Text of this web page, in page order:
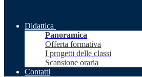
Didattica
Panoramica
Offerta formativa
I progetti delle classi
Scansione oraria
Contatti